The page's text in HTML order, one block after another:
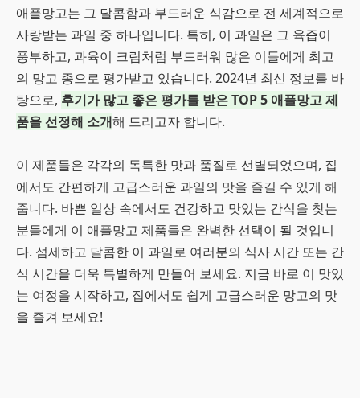
애플망고는 그 달콤함과 부드러운 식감으로 전 세계적으로
사랑받는 과일 중 하나입니다. 특히, 이 과일은 그 육즙이
풍부하고, 과육이 크림처럼 부드러워 많은 이들에게 최고
의 망고 종으로 평가받고 있습니다. 2024년 최신 정보를 바
탕으로, 후기가 많고 좋은 평가를 받은 TOP 5 애플망고 제
품을 선정해 소개해 드리고자 합니다.
이 제품들은 각각의 독특한 맛과 품질로 선별되었으며, 집
에서도 간편하게 고급스러운 과일의 맛을 즐길 수 있게 해
줍니다. 바쁜 일상 속에서도 건강하고 맛있는 간식을 찾는
분들에게 이 애플망고 제품들은 완벽한 선택이 될 것입니
다. 섬세하고 달콤한 이 과일로 여러분의 식사 시간 또는 간
식 시간을 더욱 특별하게 만들어 보세요. 지금 바로 이 맛있
는 여정을 시작하고, 집에서도 쉽게 고급스러운 망고의 맛
을 즐겨 보세요!